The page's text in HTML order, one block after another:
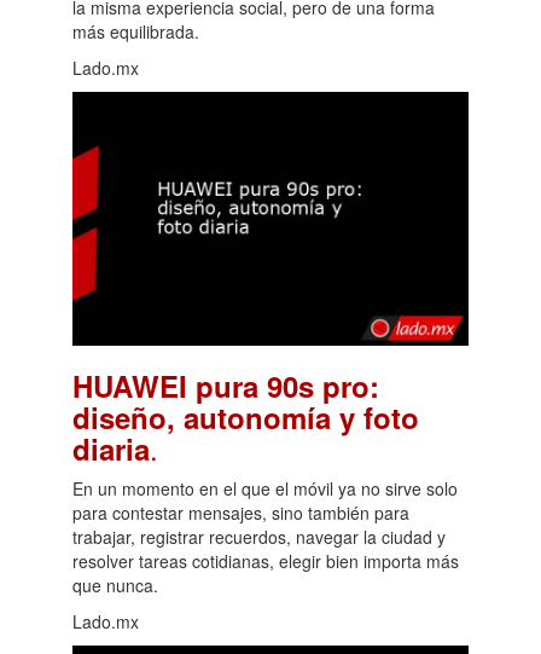
la misma experiencia social, pero de una forma
más equilibrada.
Lado.mx
HUAWEI pura 90s pro:
diseño, autonomía y foto
diaria.
En un momento en el que el móvil ya no sirve solo
para contestar mensajes, sino también para
trabajar, registrar recuerdos, navegar la ciudad y
resolver tareas cotidianas, elegir bien importa más
que nunca.
Lado.mx